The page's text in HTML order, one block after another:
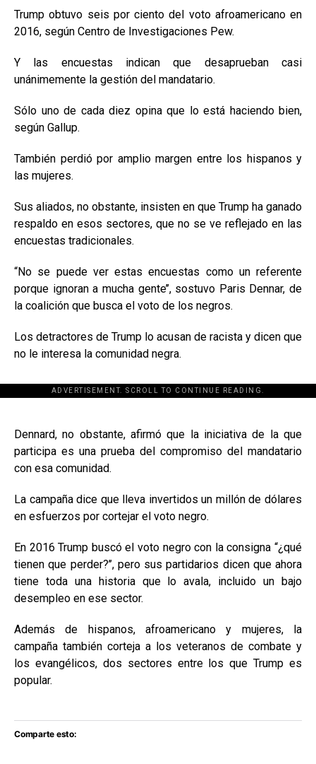
Trump obtuvo seis por ciento del voto afroamericano en
2016, según Centro de Investigaciones Pew.
Y las encuestas indican que desaprueban casi
unánimemente la gestión del mandatario.
Sólo uno de cada diez opina que lo está haciendo bien,
según Gallup.
También perdió por amplio margen entre los hispanos y
las mujeres.
Sus aliados, no obstante, insisten en que Trump ha ganado
respaldo en esos sectores, que no se ve reflejado en las
encuestas tradicionales.
“No se puede ver estas encuestas como un referente
porque ignoran a mucha gente’’, sostuvo Paris Dennar, de
la coalición que busca el voto de los negros.
Los detractores de Trump lo acusan de racista y dicen que
no le interesa la comunidad negra.
ADVERTISEMENT. SCROLL TO CONTINUE READING.
[adsforwp id="243463"]
Dennard, no obstante, afirmó que la iniciativa de la que
participa es una prueba del compromiso del mandatario
con esa comunidad.
La campaña dice que lleva invertidos un millón de dólares
en esfuerzos por cortejar el voto negro.
En 2016 Trump buscó el voto negro con la consigna “¿qué
tienen que perder?’’, pero sus partidarios dicen que ahora
tiene toda una historia que lo avala, incluido un bajo
desempleo en ese sector.
Además de hispanos, afroamericano y mujeres, la
campaña también corteja a los veteranos de combate y
los evangélicos, dos sectores entre los que Trump es
popular.
Comparte esto: